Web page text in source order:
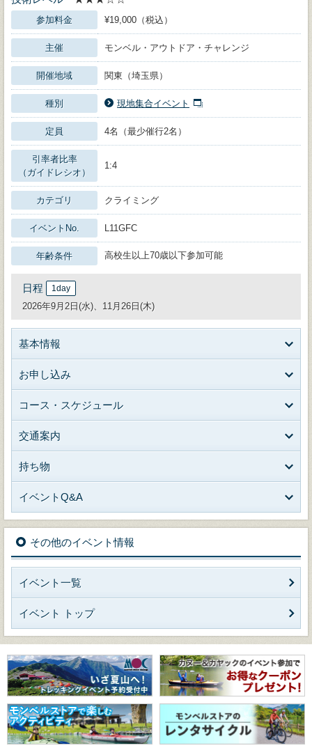
参加料金 ¥19,000（税込）
主催 モンベル・アウトドア・チャレンジ
開催地域 関東（埼玉県）
種別 現地集合イベント
定員 4名（最少催行2名）
引率者比率
（ガイドレシオ）
1:4
カテゴリ クライミング
イベントNo. L11GFC
年齢条件 高校生以上70歳以下参加可能
日程 1day
2026年9月2日(水)、11月26日(木)
基本情報
お申し込み
コース・スケジュール
交通案内
持ち物
イベントQ&A
その他のイベント情報
イベント一覧
イベント トップ